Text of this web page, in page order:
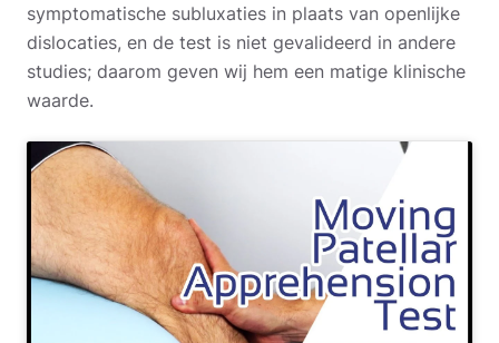
symptomatische subluxaties in plaats van openlijke
dislocaties, en de test is niet gevalideerd in andere
studies; daarom geven wij hem een matige klinische
waarde.